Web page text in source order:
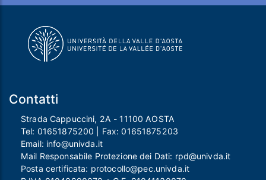
Contatti
Strada Cappuccini, 2A - 11100 AOSTA
Tel: 01651875200 | Fax:01651875203
Email: info@univda.it
Mail Responsabile Protezione dei Dati: rpd@univda.it
Posta certificata: protocollo@pec.univda.it